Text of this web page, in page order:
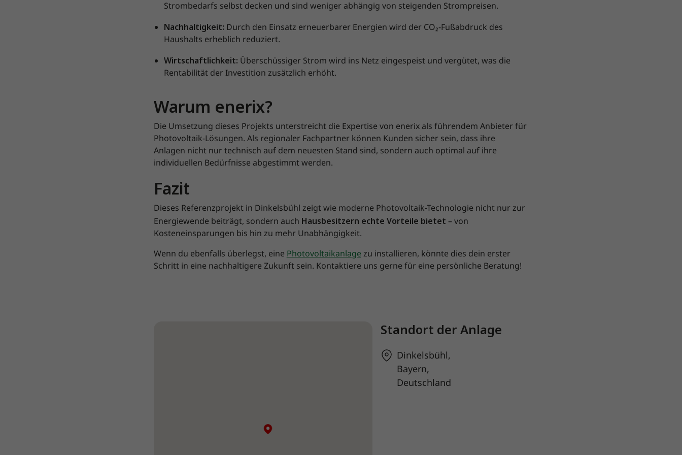
Strombedarfs selbst decken und sind weniger abhängig von steigenden Strompreisen.
Nachhaltigkeit: Durch den Einsatz erneuerbarer Energien wird der CO₂-Fußabdruck des
Haushalts erheblich reduziert.
Wirtschaftlichkeit: Überschüssiger Strom wird ins Netz eingespeist und vergütet, was die
Rentabilität der Investition zusätzlich erhöht.
Warum enerix?
Die Umsetzung dieses Projekts unterstreicht die Expertise von enerix als führendem Anbieter für
Photovoltaik-Lösungen. Als regionaler Fachpartner können Kunden sicher sein, dass ihre
Anlagen nicht nur technisch auf dem neuesten Stand sind, sondern auch optimal auf ihre
individuellen Bedürfnisse abgestimmt werden.
Fazit
Dieses Referenzprojekt in Dinkelsbühl zeigt wie moderne Photovoltaik-Technologie nicht nur zur
Energiewende beiträgt, sondern auch Hausbesitzern echte Vorteile bietet – von
Kosteneinsparungen bis hin zu mehr Unabhängigkeit.
Wenn du ebenfalls überlegst, einePhotovoltaikanlagezu installieren, könnte dies dein erster
Schritt in eine nachhaltigere Zukunft sein. Kontaktiere uns gerne für eine persönliche Beratung!
Standort der Anlage
Dinkelsbühl,
Bayern,
Deutschland